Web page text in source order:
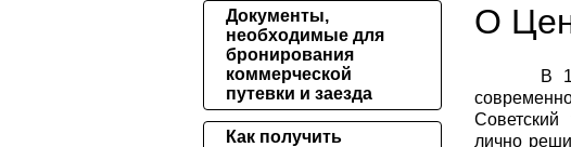
О
В
Советский
лично
Документы,
необходимые для
бронирования
коммерческой
путевки и заезда
Как получить